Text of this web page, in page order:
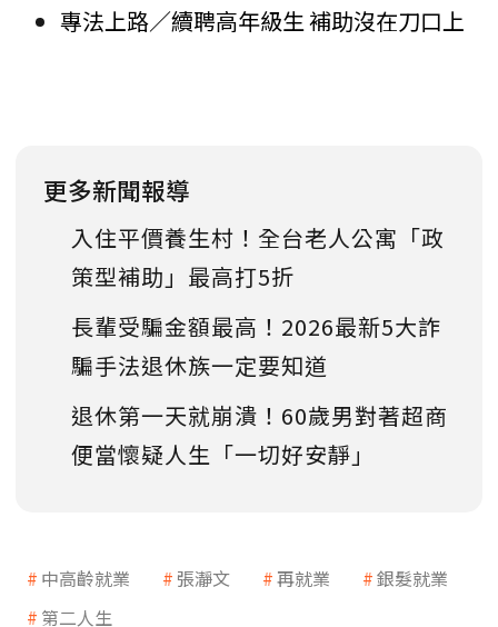
專法上路／續聘高年級生 補助沒在刀口上
更多新聞報導
入住平價養生村！全台老人公寓「政
策型補助」最高打5折
長輩受騙金額最高！2026最新5大詐
騙手法退休族一定要知道
退休第一天就崩潰！60歲男對著超商
便當懷疑人生「一切好安靜」
中高齡就業 張瀞文 再就業
銀髮就業
第二人生